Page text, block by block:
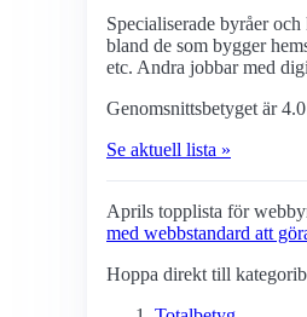
Specialiserade byråer
bland de som bygger
etc. Andra jobbar med
Genomsnittsbetyget är
Se aktuell lista »
Aprils topplista för
med webbstandard att
Hoppa direkt till